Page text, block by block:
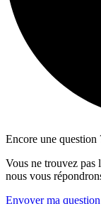
Encore une question
Vous ne trouvez pas
nous vous
Envoyer ma question